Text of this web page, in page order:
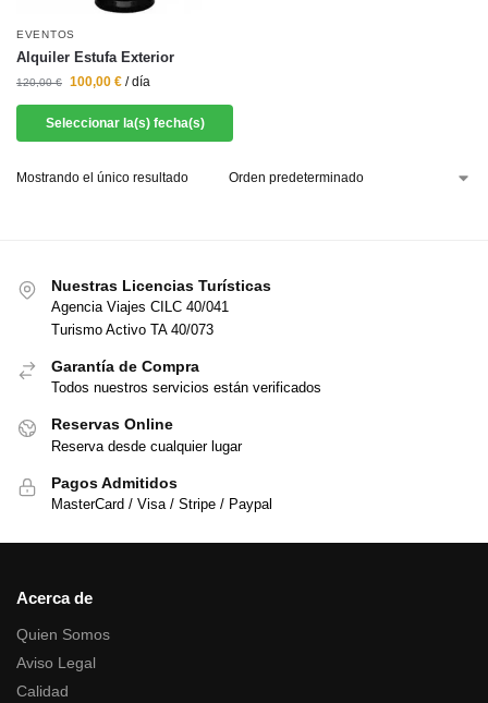
EVENTOS
Alquiler Estufa Exterior
120,00€ 100,00 € / día
Seleccionar la(s) fecha(s)
Mostrando el único resultado
Nuestras Licencias Turísticas
Agencia Viajes CILC 40/041
Turismo Activo TA 40/073
Garantía de Compra
Todos nuestros servicios están verificados
Reservas Online
Reserva desde cualquier lugar
Pagos Admitidos
MasterCard / Visa / Stripe / Paypal
Acerca de
Quien Somos
Aviso Legal
Calidad